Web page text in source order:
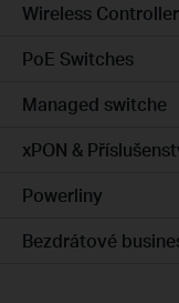
Wireless Controller
PoE Switches
Managed switche
xPON &
Powerliny
Bezdrátové